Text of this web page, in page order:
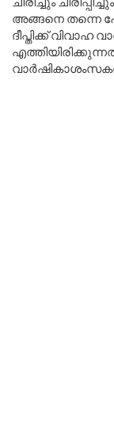
അങ്ങനെ തന്നെ
ദീപ്തിക്ക്
വാർഷികാശംസകൾ